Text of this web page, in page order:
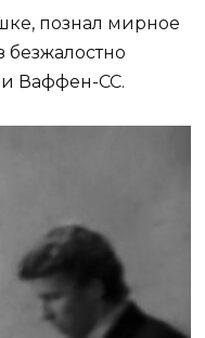
познал мирное
Ваффен-СС.